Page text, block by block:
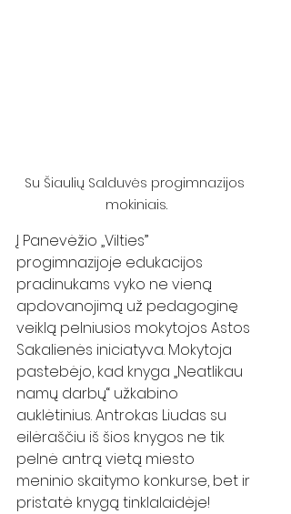
Su Šiaulių Salduvės progimnazijos
mokiniais.
Į Panevėžio „Vilties”
progimnazijoje edukacijos
pradinukams vyko ne vieną
apdovanojimą už pedagoginę
veiklą pelniusios mokytojos Astos
Sakalienės iniciatyva. Mokytoja
pastebėjo, kad knyga „Neatlikau
namų darbų“ užkabino
auklėtinius. Antrokas Liudas su
eilėraščiu iš šios knygos ne tik
pelnė antrą vietą miesto
meninio skaitymo konkurse, bet ir
pristatė knygą tinklalaidėje!